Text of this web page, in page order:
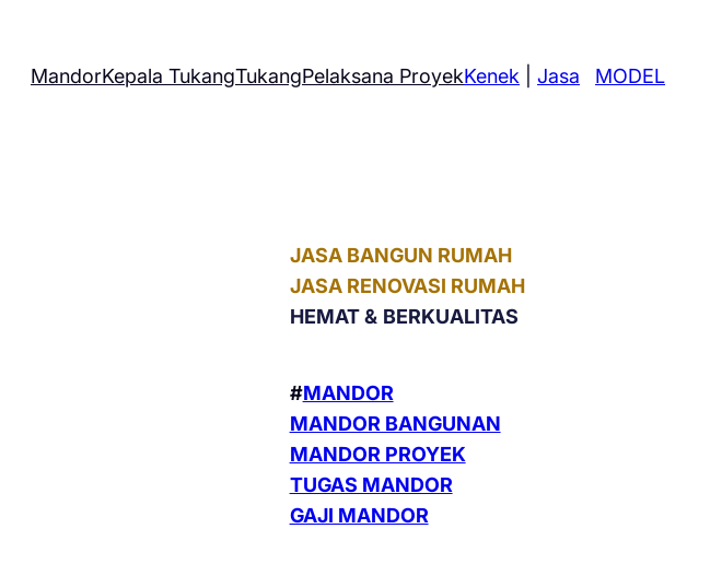
MandorKepala TukangTukangPelaksana ProyekKenek |Jasa MODEL
JASA BANGUN RUMAH
JASA RENOVASI RUMAH
HEMAT & BERKUALITAS
#MANDOR
MANDOR BANGUNAN
MANDOR PROYEK
TUGAS MANDOR
GAJI MANDOR